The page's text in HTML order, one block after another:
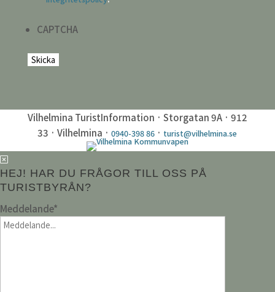
CAPTCHA
Vilhelmina TuristInformation · Storgatan 9A · 912
33 · Vilhelmina ·0940-398 86 · turist@vilhelmina.se
HEJ! HAR DU FRÅGOR TILL OSS PÅ
TURISTBYRÅN?
Meddelande*